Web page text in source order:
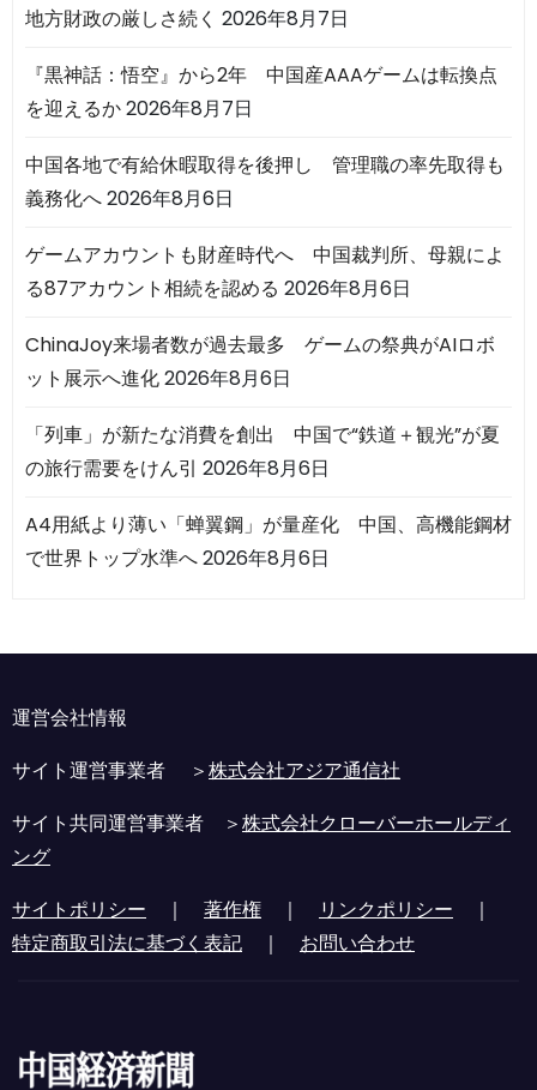
地方財政の厳しさ続く 2026年8月7日
『黒神話：悟空』から2年 中国産AAAゲームは転換点
を迎えるか2026年8月7日
中国各地で有給休暇取得を後押し 管理職の率先取得も
義務化へ2026年8月6日
ゲームアカウントも財産時代へ 中国裁判所、母親によ
る87アカウント相続を認める 2026年8月6日
ChinaJoy来場者数が過去最多 ゲームの祭典がAIロボ
ット展示へ進化2026年8月6日
「列車」が新たな消費を創出 中国で“鉄道＋観光”が夏
の旅行需要をけん引 2026年8月6日
A4用紙より薄い「蝉翼鋼」が量産化 中国、高機能鋼材
で世界トップ水準へ2026年8月6日
運営会社情報
サイト運営事業者 ＞株式会社アジア通信社
サイト共同運営事業者 ＞株式会社クローバーホールディ
ング
サイトポリシー ｜ 著作権 ｜ リンクポリシー ｜
特定商取引法に基づく表記 ｜ お問い合わせ